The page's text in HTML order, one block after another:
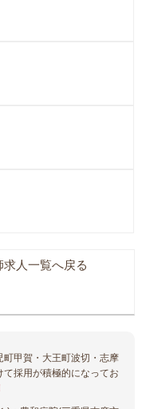
人一覧へ戻る
甲賀・大王町波切・志摩
採用が積極的になってお